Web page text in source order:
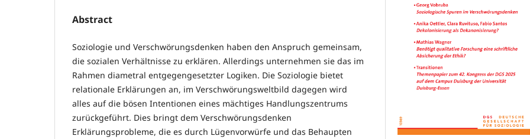
Abstract
Soziologie und Verschwörungsdenken haben den Anspruch gemeinsam,
die sozialen Verhältnisse zu erklären. Allerdings unternehmen sie das im
Rahmen diametral entgegengesetzter Logiken. Die Soziologie bietet
relationale Erklärungen an, im Verschwörungsweltbild dagegen wird
alles auf die bösen Intentionen eines mächtiges Handlungszentrums
zurückgeführt. Dies bringt dem Verschwörungsdenken
Erklärungsprobleme, die es durch Lügenvorwürfe und das Behaupten